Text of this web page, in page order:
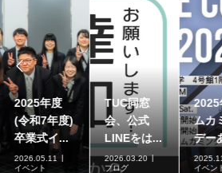

2025年度
(令和7年度)
卒業式イ...
2026.05.11
イベント
TUC同窓
会、公式
LINEをは...
2026.03.20
ブログ
2025
ムカ
デー
イベン